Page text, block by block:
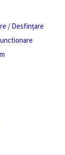
/ Desfințare